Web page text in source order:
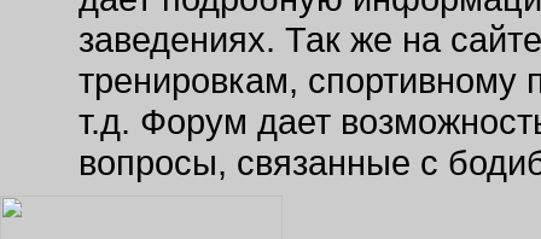
заведениях. Так же на
тренировкам, спортивному
т.д. Форум дает
вопросы, связанные с